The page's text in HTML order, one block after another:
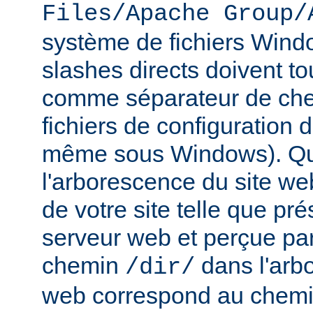
Files/Apache Group/
système de fichiers
slashes directs doivent
comme séparateur de
fichiers de configuration
même sous Windows).
l'arborescence du site
de votre site telle que
serveur web et perçue
chemin /dir/ dans
web correspond au